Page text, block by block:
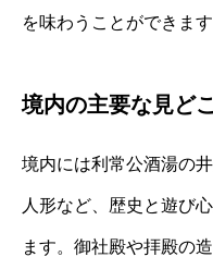
を味わうことができます
境内の主要な見ど
境内には利常公酒湯の
人形など、歴史と遊び
ます。御社殿や拝殿の